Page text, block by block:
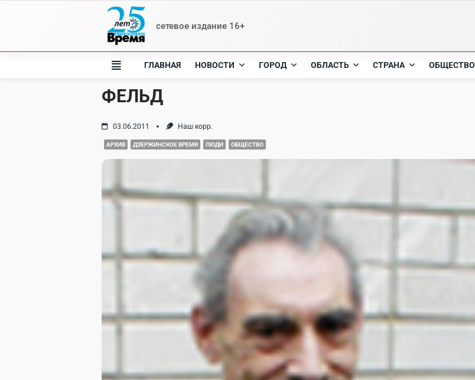
сетевое издание 16+
ГЛАВНАЯ НОВОСТИ ГОРОД ОБЛАСТЬ СТРАНА ОБЩЕСТВО
ФЕЛЬД
03.06.2011 Наш корр.
АРХИВ ДЗЕРЖИНСКОЕ ВРЕМЯ ЛЮДИ ОБЩЕСТВО